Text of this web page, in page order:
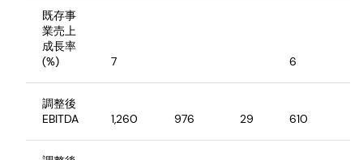
既存事
業売上
成長率
(%)
7 6
調整後
EBITDA
1,260 976 29 610